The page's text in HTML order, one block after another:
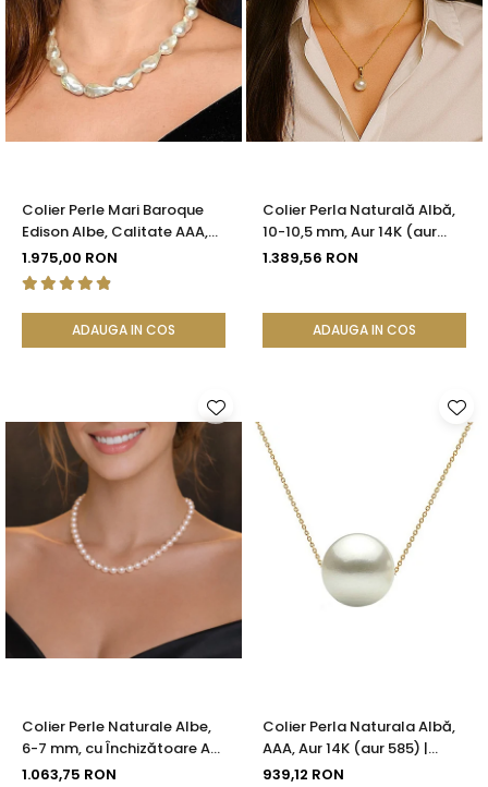
Colier Perle Mari Baroque
Edison Albe, Calitate AAA,
Aur 14K | KASKADDA®
1.975,00 RON
ADAUGA IN COS
Colier Perla Naturală Albă,
10-10,5 mm, Aur 14K (aur
585) | KASKADDA®
1.389,56 RON
ADAUGA IN COS
Colier Perle Naturale Albe,
6-7 mm, cu Închizătoare Aur
14K (aur 585) | KASKADDA®
1.063,75 RON
Colier Perla Naturala Albă,
AAA, Aur 14K (aur 585) |
KASKADDA®
939,12 RON